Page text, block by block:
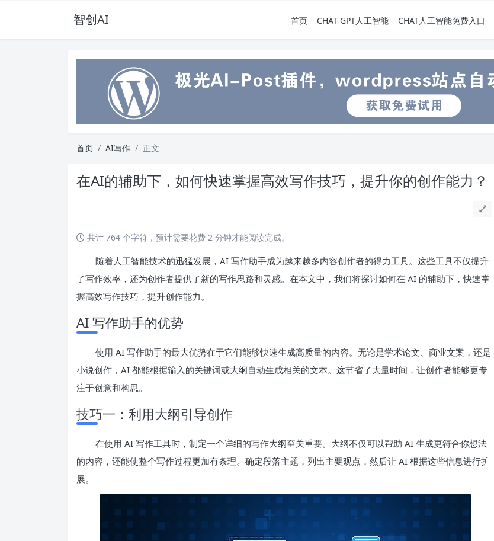
智创AI 首页 CHAT GPT人工智能 CHAT人工智能免费入口
首页 AI写作 正文
在AI的辅助下，如何快速掌握高效写作技巧，提升你的创作能力？
共计 764 个字符，预计需要花费 2 分钟才能阅读完成。
随着人工智能技术的迅猛发展，AI 写作助手成为越来越多内容创作者的得力工具。这些工具不仅提升
了写作效率，还为创作者提供了新的写作思路和灵感。在本文中，我们将探讨如何在 AI 的辅助下，快速掌
握高效写作技巧，提升创作能力。
AI 写作助手的优势
使用 AI 写作助手的最大优势在于它们能够快速生成高质量的内容。无论是学术论文、商业文案，还是
小说创作，AI 都能根据输入的关键词或大纲自动生成相关的文本。这节省了大量时间，让创作者能够更专
注于创意和构思。
技巧一：利用大纲引导创作
在使用 AI 写作工具时，制定一个详细的写作大纲至关重要。大纲不仅可以帮助 AI 生成更符合你想法
的内容，还能使整个写作过程更加有条理。确定段落主题，列出主要观点，然后让 AI 根据这些信息进行扩
展。